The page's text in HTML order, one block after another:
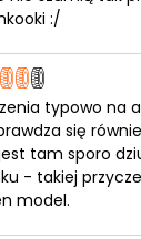
:/
typowo na
się
tam sporo
- takiej
model.